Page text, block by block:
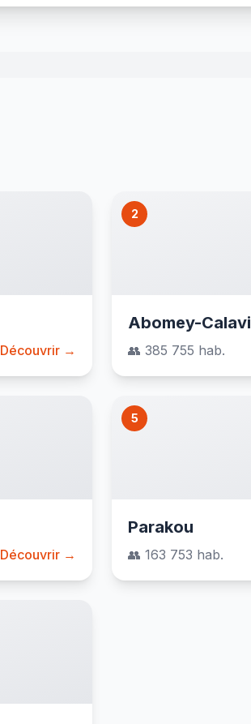
Découvrir →
2
Abomey-Calavi
👥 385 755 hab.
Découvrir →
5
Parakou
👥 163 753 hab.